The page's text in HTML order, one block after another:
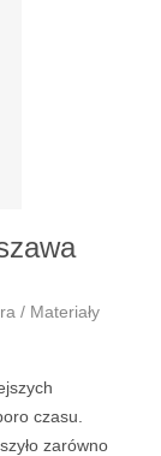
/ Materiały
czasu.
zarówno